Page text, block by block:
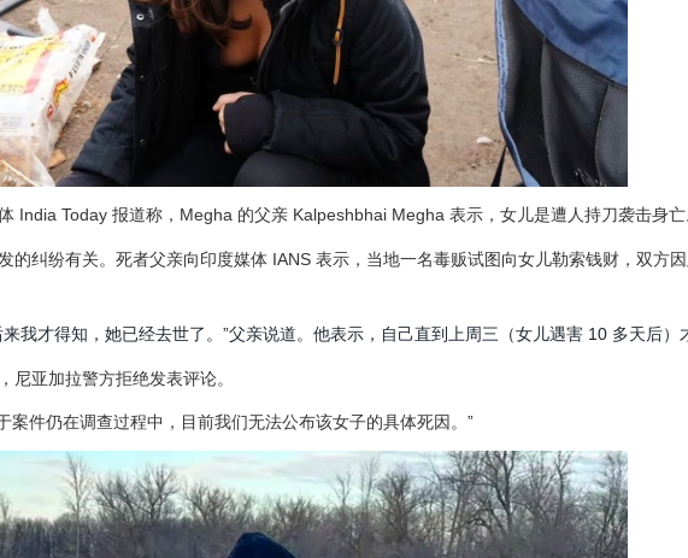
India Today 报道称，Megha 的父亲 Kalpeshbhai Megha 表示，女儿是遭人持刀袭击身亡
的纠纷有关。死者父亲向印度媒体 IANS 表示，当地一名毒贩试图向女儿勒索钱财，双方
才得知，她已经去世了。”父亲说道。他表示，自己直到上周三（女儿遇害 10 多天后）
尼亚加拉警方拒绝发表评论。
案件仍在调查过程中，目前我们无法公布该女子的具体死因。”